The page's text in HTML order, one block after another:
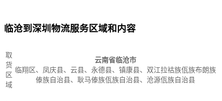
临沧到深圳物流服务区域和内容
取
货
区
域
云南省临沧市
临翔区、凤庆县、云县、永德县、镇康县、双江拉祜族佤族布朗族
傣族自治县、耿马傣族佤族自治县、沧源佤族自治县